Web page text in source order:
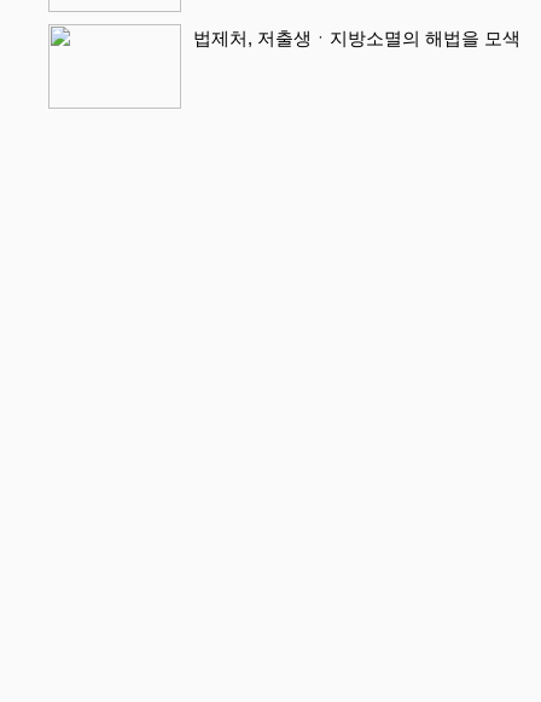
법제처, 저출생ㆍ지방소멸의 해법을 모색